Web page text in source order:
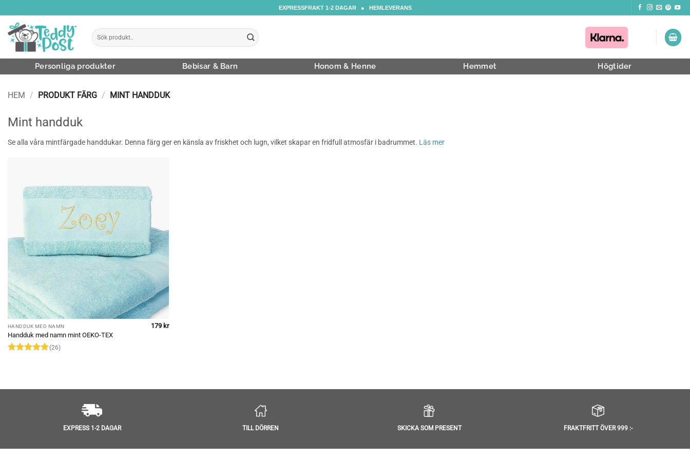
to
content
EXPRESSFRAKT 1-2 DAGAR ● HEMLEVERANS
Sök
efter:
Personliga produkter Bebisar & Barn Honom & Henne Hemmet Högtider
HEM / PRODUKT FÄRG / MINT HANDDUK
Mint handduk
Se alla våra mintfärgade handdukar. Denna färg ger en känsla av friskhet och lugn, vilket skapar en fridfull atmosfär i badrummet. Läs mer
HANDDUK MED NAMN
Handduk med namn mint OEKO-TEX
(26)
179 kr
EXPRESS 1-2 DAGAR TILL DÖRREN SKICKA SOM PRESENT FRAKTFRITT ÖVER 999 :-